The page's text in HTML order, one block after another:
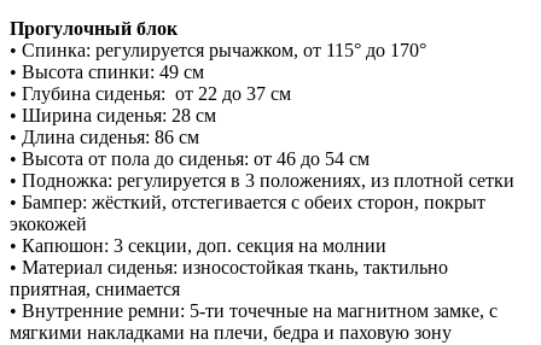
Прогулочный блок
• Спинка: регулируется рычажком, от 115° до 170°
• Высота спинки: 49 см
• Глубина сиденья: от 22 до 37 см
• Ширина сиденья: 28 см
• Длина сиденья: 86 см
• Высота от пола до сиденья: от 46 до 54 см
• Подножка: регулируется в 3 положениях, из плотной сетки
• Бампер: жёсткий, отстегивается с обеих сторон, покрыт
экокожей
• Капюшон: 3 секции, доп. секция на молнии
• Материал сиденья: износостойкая ткань, тактильно
приятная, снимается
• Внутренние ремни: 5-ти точечные на магнитном замке, с
мягкими накладками на плечи, бедра и паховую зону